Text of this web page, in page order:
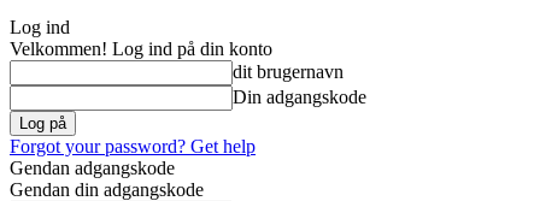
Log ind
Velkommen! Log ind på din konto
dit brugernavn
Din adgangskode
Forgot your password? Get help
Gendan adgangskode
Gendan din adgangskode